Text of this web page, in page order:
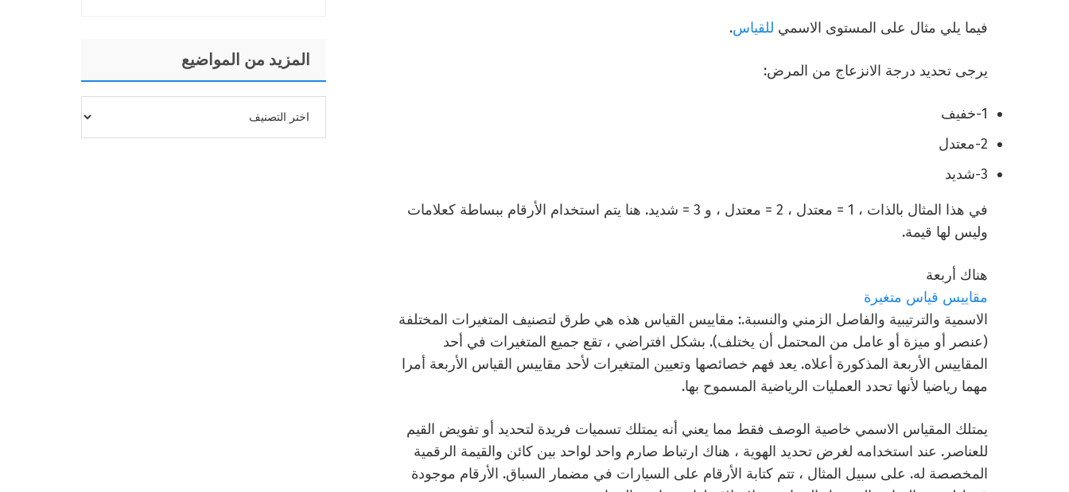
فيما يلي مثال على المستوى الاسمي للقياس.
يرجى تحديد درجة الانزعاج من المرض:
1-خفيف
2-معتدل
3-شديد
في هذا المثال بالذات ، 1 = معتدل ، 2 = معتدل ، و 3 = شديد. هنا يتم استخدام الأرقام ببساطة كعلامات
وليس لها قيمة.
هناك أربعة
مقاييس قياس متغيرة
الاسمية والترتيبية والفاصل الزمني والنسبة.: مقاييس القياس هذه هي طرق لتصنيف المتغيرات المختلفة
(عنصر أو ميزة أو عامل من المحتمل أن يختلف). بشكل افتراضي ، تقع جميع المتغيرات في أحد
المقاييس الأربعة المذكورة أعلاه. يعد فهم خصائصها وتعيين المتغيرات لأحد مقاييس القياس الأربعة أمرا
مهما رياضيا لأنها تحدد العمليات الرياضية المسموح بها.
يمتلك المقياس الاسمي خاصية الوصف فقط مما يعني أنه يمتلك تسميات فريدة لتحديد أو تفويض القيم
للعناصر. عند استخدامه لغرض تحديد الهوية ، هناك ارتباط صارم واحد لواحد بين كائن والقيمة الرقمية
المخصصة له. على سبيل المثال ، تتم كتابة الأرقام على السيارات في مضمار السباق. الأرقام موجودة
المزيد من المواضيع
المواضيع